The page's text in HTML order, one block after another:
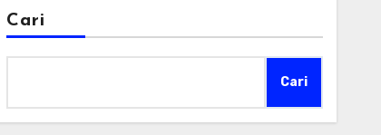
Cari
Cari